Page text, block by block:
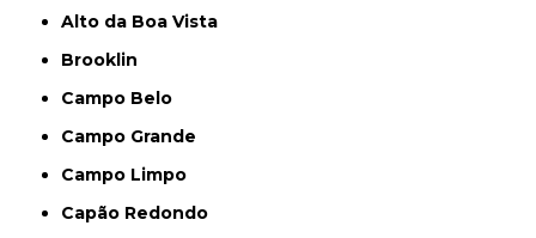
Alto da Boa Vista
Brooklin
Campo Belo
Campo Grande
Campo Limpo
Capão Redondo